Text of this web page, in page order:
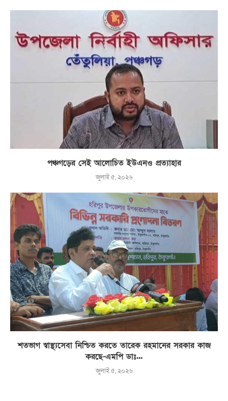
পঞ্চগড়ের সেই আলোচিত ইউএনও প্রত্যাহার
জুলাই ৫, ২০২৬
শতভাগ স্বাস্থ্যসেবা নিশ্চিত করতে তারেক রহমানের সরকার কাজ
করছে-এমপি ডাঃ...
জুলাই ৫, ২০২৬